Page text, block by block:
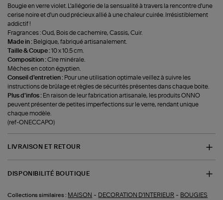
Bougie en verre violet. L'allégorie de la sensualité à travers la rencontre d'une
cerise noire et d'un oud précieux allié à une chaleur cuirée. Irrésistiblement
addictif !
Fragrances : Oud, Bois de cachemire, Cassis, Cuir.
Made in : Belgique, fabriqué artisanalement.
Taille & Coupe :10 x 10.5 cm.
Composition :Cire minérale.
Mèches en coton égyptien.
Conseil d'entretien : Pour une utilisation optimale veillez à suivre les
instructions de brûlage et règles de sécurités présentes dans chaque boite.
Plus d'infos : En raison de leur fabrication artisanale, les produits ONNO
peuvent présenter de petites imperfections sur le verre, rendant unique
chaque modèle.
(ref-ONECCAPO)
LIVRAISON ET RETOUR
DISPONIBILITÉ BOUTIQUE
Collections similaires : MAISON - DECORATION D'INTERIEUR - BOUGIES